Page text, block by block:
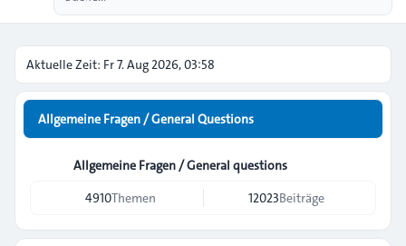
Aktuelle Zeit: Fr 7. Aug 2026, 03:58
Allgemeine Fragen / General Questions
Allgemeine Fragen / General questions
4910Themen 12023Beiträge